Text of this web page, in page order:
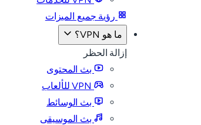
رؤية جميع الميزات
ما هو VPN؟
إزالة الحظر
بث المحتوى
بث الوسائط
بث الموسيقى